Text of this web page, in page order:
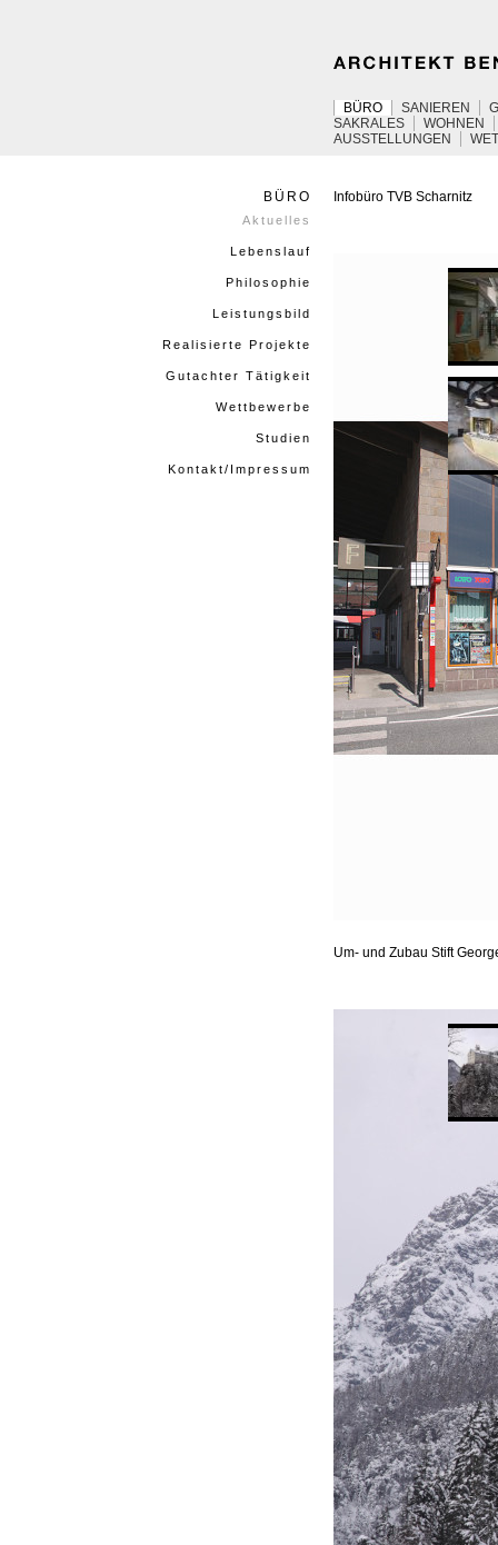
BÜRO SANIEREN
SAKRALES
WOHNEN
AUSSTELLUNGEN
BÜRO
Aktuelles
Lebenslauf
Philosophie
Leistungsbild
Realisierte Projekte
Gutachter Tätigkeit
Wettbewerbe
Studien
Kontakt/Impressum
Infobüro TVB Scharnitz
Um- und Zubau Stift